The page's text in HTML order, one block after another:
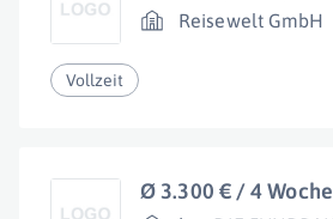
Reisewelt GmbH
Vollzeit
Ø 3.300 € / 4